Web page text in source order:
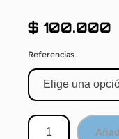
$ 100.000
Referencias